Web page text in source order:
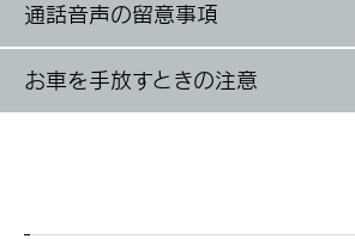
通話音声の留意事項
お車を手放すときの注意